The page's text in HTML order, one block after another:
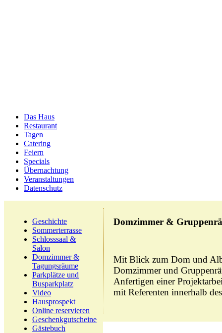
Das Haus
Restaurant
Tagen
Catering
Feiern
Specials
Übernachtung
Veranstaltungen
Datenschutz
Geschichte
Sommerterrasse
Schlosssaal &
Salon
Domzimmer &
Tagungsräume
Parkplätze und
Busparkplatz
Video
Hausprospekt
Online reservieren
Geschenkgutscheine
Gästebuch
Domzimmer &
Mit Blick zum Dom und
Domzimmer und
Anfertigen einer
mit Referenten innerhalb